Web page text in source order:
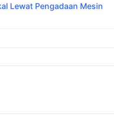
Lewat Pengadaan Mesin